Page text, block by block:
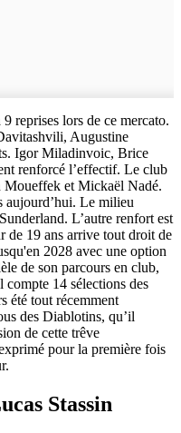
reprises lors de ce mercato.
Augustine
Igor Miladinvoic, Brice
renforcé l’effectif. Le club
Moueffek et Mickaël Nadé.
aujourd’hui. Le milieu
L’autre renfort est
de 19 ans arrive tout droit de
2028 avec une option
de son parcours en club,
14 sélections des
été tout récemment
des Diablotins, qu’il
de cette trêve
pour la première fois
Stassin